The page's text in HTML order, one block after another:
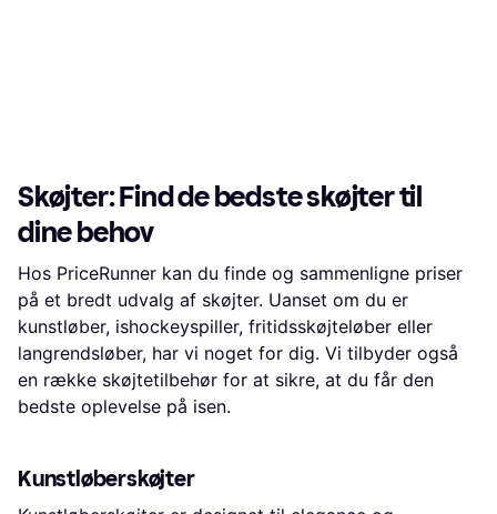
Skøjter: Find de bedste skøjter til
dine behov
Hos PriceRunner kan du finde og sammenligne priser
på et bredt udvalg af skøjter. Uanset om du er
kunstløber, ishockeyspiller, fritidsskøjteløber eller
langrendsløber, har vi noget for dig. Vi tilbyder også
en række skøjtetilbehør for at sikre, at du får den
bedste oplevelse på isen.
Kunstløberskøjter